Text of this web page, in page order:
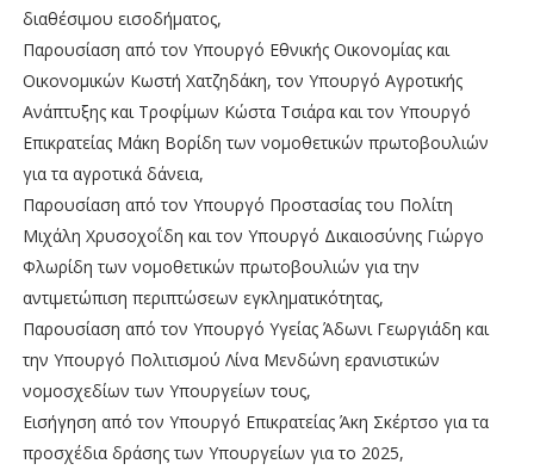
διαθέσιμου εισοδήματος,
Παρουσίαση από τον Υπουργό Εθνικής Οικονομίας και
Οικονομικών Κωστή Χατζηδάκη, τον Υπουργό Αγροτικής
Ανάπτυξης και Τροφίμων Κώστα Τσιάρα και τον Υπουργό
Επικρατείας Μάκη Βορίδη των νομοθετικών πρωτοβουλιών
για τα αγροτικά δάνεια,
Παρουσίαση από τον Υπουργό Προστασίας του Πολίτη
Μιχάλη Χρυσοχοΐδη και τον Υπουργό Δικαιοσύνης Γιώργο
Φλωρίδη των νομοθετικών πρωτοβουλιών για την
αντιμετώπιση περιπτώσεων εγκληματικότητας,
Παρουσίαση από τον Υπουργό Υγείας Άδωνι Γεωργιάδη και
την Υπουργό Πολιτισμού Λίνα Μενδώνη ερανιστικών
νομοσχεδίων των Υπουργείων τους,
Εισήγηση από τον Υπουργό Επικρατείας Άκη Σκέρτσο για τα
προσχέδια δράσης των Υπουργείων για το 2025,